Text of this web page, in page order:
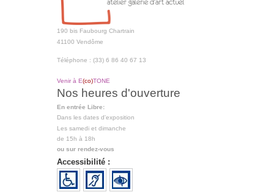
190 bis Faubourg Chartrain
41100 Vendôme
Téléphone : (33) 6 86 40 67 13
Venir à E(co)TONE
Nos heures d'ouverture
En entrée Libre:
Dans les dates d'exposition
Les samedi et dimanche
de 15h à 18h
ou sur rendez-vous
Accessibilité :